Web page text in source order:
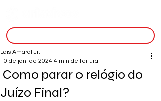
Como parar o relógio do
Juízo Final?
Lais Amaral Jr.
10 de jan. de 2024 4 min de leitura